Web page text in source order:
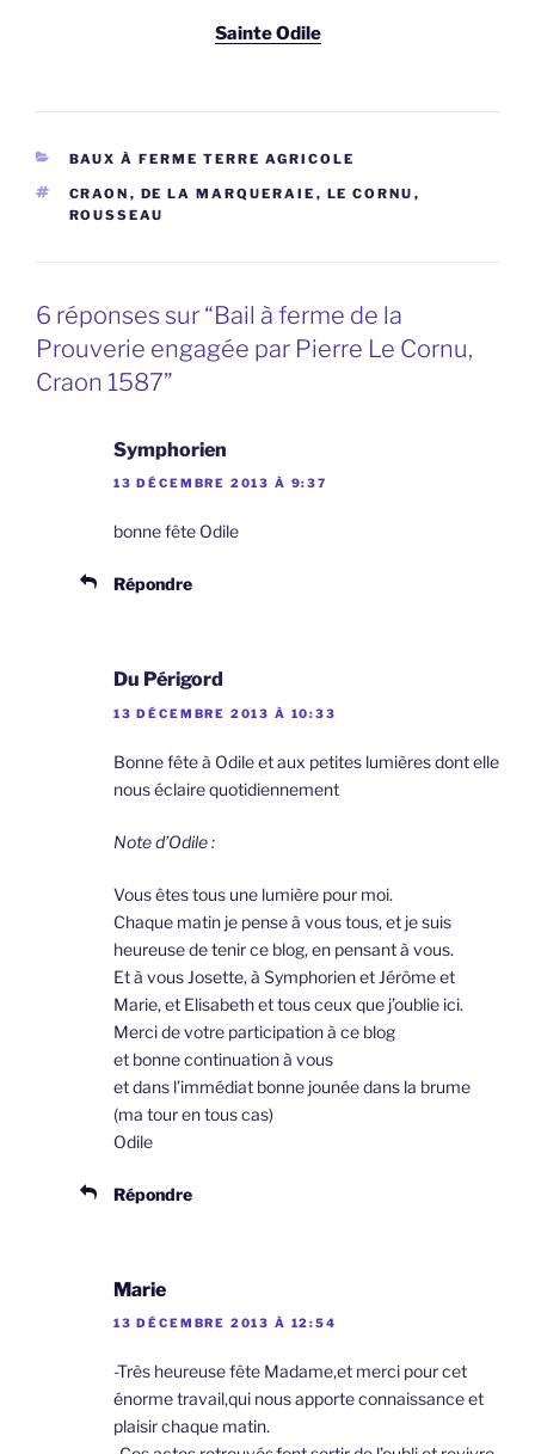
Sainte Odile
CATÉGORIES
BAUX À FERME TERRE AGRICOLE
ÉTIQUETTES
CRAON , DE LA MARQUERAIE , LE CORNU ,
ROUSSEAU
6 réponses sur “Bail à ferme de la
Prouverie engagée par Pierre Le Cornu,
Craon 1587”
Symphorien
13 DÉCEMBRE 2013 À 9:37
bonne fête Odile
Répondre
Du Périgord
13 DÉCEMBRE 2013 À 10:33
Bonne fête à Odile et aux petites lumières dont elle
nous éclaire quotidiennement
Note d’Odile :
Vous êtes tous une lumière pour moi.
Chaque matin je pense à vous tous, et je suis
heureuse de tenir ce blog, en pensant à vous.
Et à vous Josette, à Symphorien et Jérôme et
Marie, et Elisabeth et tous ceux que j’oublie ici.
Merci de votre participation à ce blog
et bonne continuation à vous
et dans l’immédiat bonne jounée dans la brume
(ma tour en tous cas)
Odile
Répondre
Marie
13 DÉCEMBRE 2013 À 12:54
-Très heureuse fête Madame,et merci pour cet
énorme travail,qui nous apporte connaissance et
plaisir chaque matin.